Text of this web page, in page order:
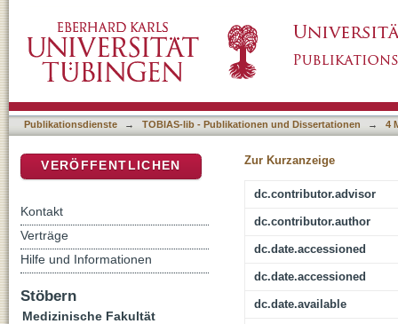
Publikationsdienste → TOBIAS-lib - Publikationen und Dissertationen → 4
Zur Kurzanzeige
dc.contributor.advisor
dc.contributor.author
dc.date.accessioned
dc.date.accessioned
dc.date.available
VERÖFFENTLICHEN
Kontakt
Verträge
Hilfe und Informationen
Stöbern
Medizinische Fakultät